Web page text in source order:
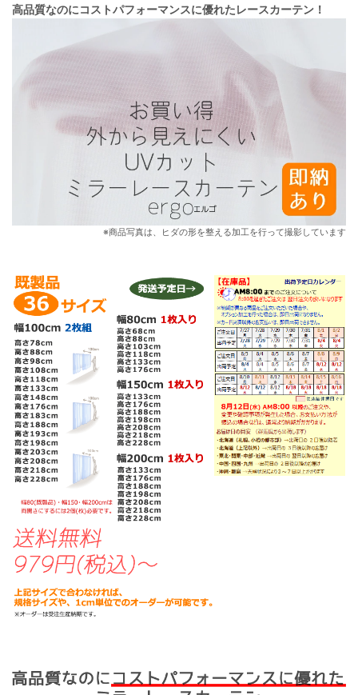
高品質なのにコストパフォーマンスに優れたレースカーテン！
※商品写真は、ヒダの形を整える加工を行って撮影しています